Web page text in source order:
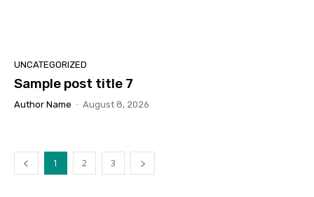
UNCATEGORIZED
Sample post title 7
Author Name - August 8, 2026
1 2 3